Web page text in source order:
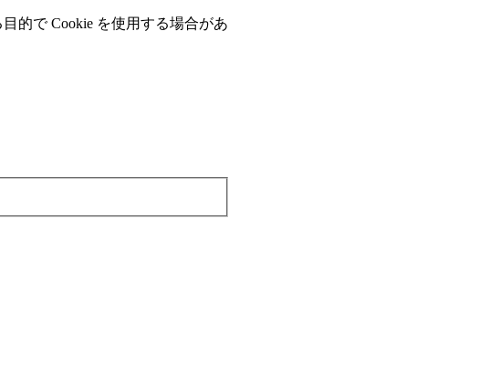
的で Cookie を使⽤する場合があ